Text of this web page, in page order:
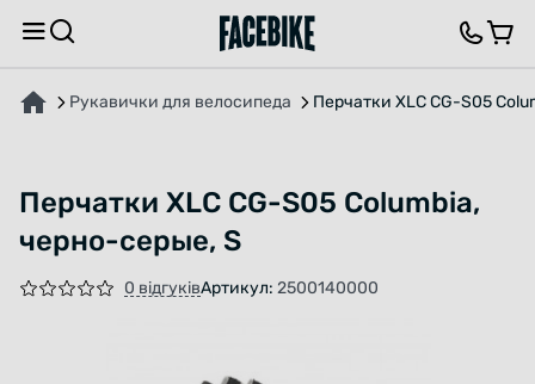
Рукавички для велосипеда Перчатки XLC CG-S05
Перчатки XLC CG-S05 Columbia,
черно-серые, S
0 відгуківАртикул: 2500140000
ПРО ТОВАР ВІДГУКИ ТА ЗАПИТАННЯ